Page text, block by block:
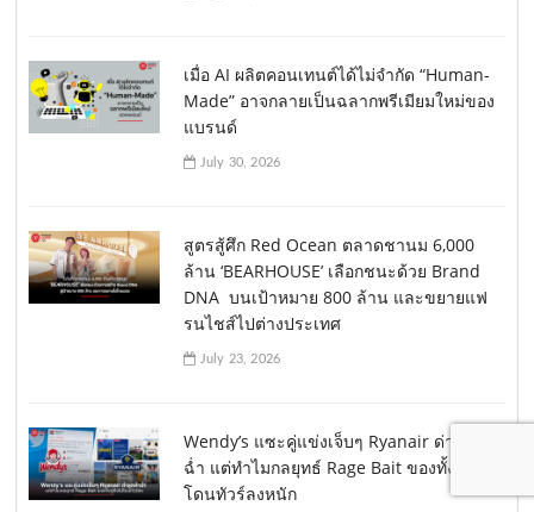
เมื่อ AI ผลิตคอนเทนต์ได้ไม่จำกัด “Human-
Made” อาจกลายเป็นฉลากพรีเมียมใหม่ของ
แบรนด์
July 30, 2026
สูตรสู้ศึก Red Ocean ตลาดชานม 6,000
ล้าน ‘BEARHOUSE’ เลือกชนะด้วย Brand
DNA บนเป้าหมาย 800 ล้าน และขยายแฟ
รนไชส์ไปต่างประเทศ
July 23, 2026
Wendy’s แซะคู่แข่งเจ็บๆ Ryanair ด่าลูกค้า
ฉ่ำ แต่ทำไมกลยุทธ์ Rage Bait ของทั้งคู่ถึงไม่
โดนทัวร์ลงหนัก